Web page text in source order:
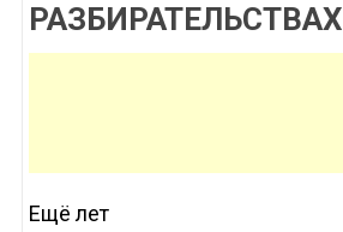
РАЗБИРАТЕЛЬСТВАХ
Ещё лет